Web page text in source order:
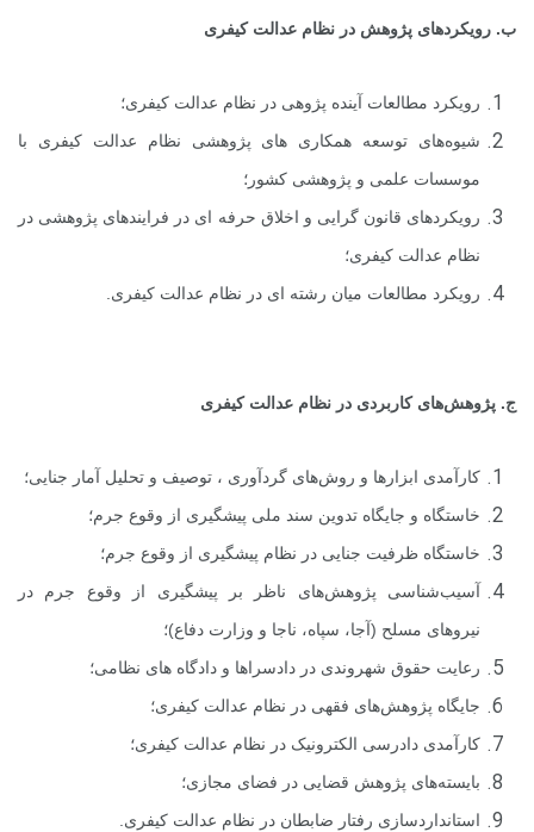
ب. رویکردهای پژوهش در نظام عدالت کیفری
رویکرد مطالعات آینده پژوهی در نظام عدالت کیفری؛
شیوه‌های توسعه همکاری های پژوهشی نظام عدالت کیفری با
موسسات علمی و پژوهشی کشور؛
رویکردهای قانون گرایی و اخلاق حرفه ای در فرایندهای پژوهشی در
نظام عدالت کیفری؛
رویکرد مطالعات میان رشته ای در نظام عدالت کیفری.
ج. پژوهش‌های کاربردی در نظام عدالت کیفری
کارآمدی ابزارها و روش‌های گردآوری ، توصیف و تحلیل آمار جنایی؛
خاستگاه و جایگاه تدوین سند ملی پیشگیری از وقوع جرم؛
خاستگاه ظرفیت جنایی در نظام پیشگیری از وقوع جرم؛
آسیب‌شناسی پژوهش‌های ناظر بر پیشگیری از وقوع جرم در
نیروهای مسلح (آجا، سپاه، ناجا و وزارت دفاع)؛
رعایت حقوق شهروندی در دادسراها و دادگاه های نظامی؛
جایگاه پژوهش‌های فقهی در نظام عدالت کیفری؛
کارآمدی دادرسی الکترونیک در نظام عدالت کیفری؛
بایسته‌های پژوهش‌ قضایی در فضای مجازی؛
استانداردسازی رفتار ضابطان در نظام عدالت کیفری.